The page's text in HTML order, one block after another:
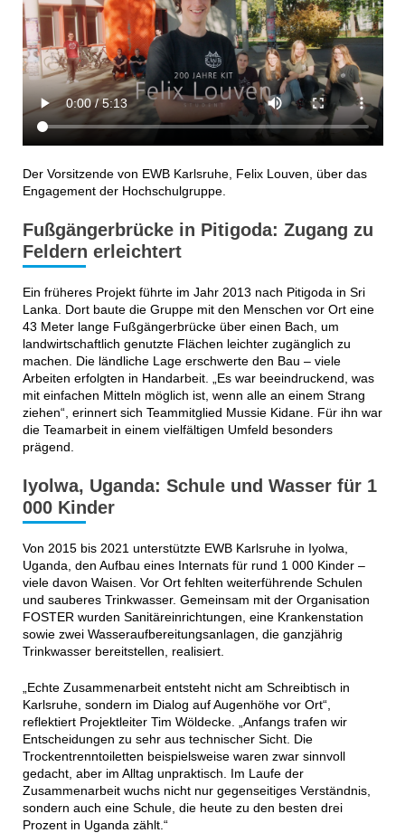
Der Vorsitzende von EWB Karlsruhe, Felix Louven, über das
Engagement der Hochschulgruppe.
Fußgängerbrücke in Pitigoda: Zugang zu
Feldern erleichtert
Ein früheres Projekt führte im Jahr 2013 nach Pitigoda in Sri
Lanka. Dort baute die Gruppe mit den Menschen vor Ort eine
43 Meter lange Fußgängerbrücke über einen Bach, um
landwirtschaftlich genutzte Flächen leichter zugänglich zu
machen. Die ländliche Lage erschwerte den Bau – viele
Arbeiten erfolgten in Handarbeit. „Es war beeindruckend, was
mit einfachen Mitteln möglich ist, wenn alle an einem Strang
ziehen“, erinnert sich Teammitglied Mussie Kidane. Für ihn war
die Teamarbeit in einem vielfältigen Umfeld besonders
prägend.
Iyolwa, Uganda: Schule und Wasser für 1
000 Kinder
Von 2015 bis 2021 unterstützte EWB Karlsruhe in Iyolwa,
Uganda, den Aufbau eines Internats für rund 1 000 Kinder –
viele davon Waisen. Vor Ort fehlten weiterführende Schulen
und sauberes Trinkwasser. Gemeinsam mit der Organisation
FOSTER wurden Sanitäreinrichtungen, eine Krankenstation
sowie zwei Wasseraufbereitungsanlagen, die ganzjährig
Trinkwasser bereitstellen, realisiert.
„Echte Zusammenarbeit entsteht nicht am Schreibtisch in
Karlsruhe, sondern im Dialog auf Augenhöhe vor Ort“,
reflektiert Projektleiter Tim Wöldecke. „Anfangs trafen wir
Entscheidungen zu sehr aus technischer Sicht. Die
Trockentrenntoiletten beispielsweise waren zwar sinnvoll
gedacht, aber im Alltag unpraktisch. Im Laufe der
Zusammenarbeit wuchs nicht nur gegenseitiges Verständnis,
sondern auch eine Schule, die heute zu den besten drei
Prozent in Uganda zählt.“